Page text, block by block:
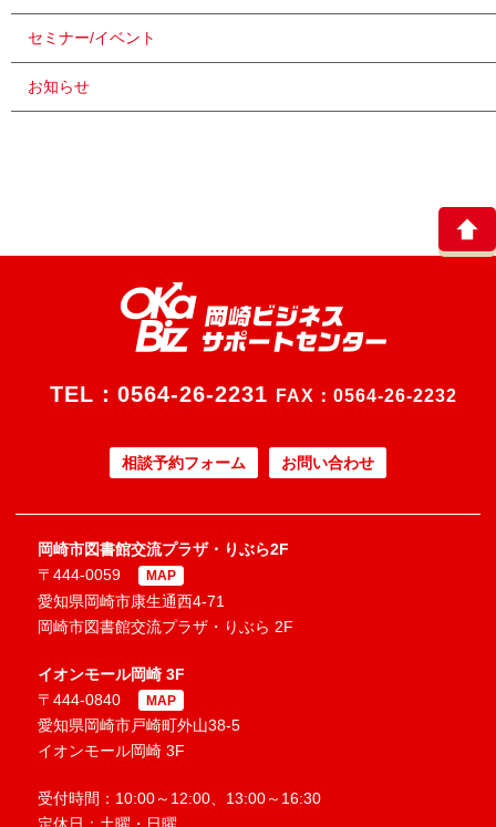
セミナー/イベント
お知らせ
TEL： 0564-26-2231 FAX：0564-26-2232
相談予約フォーム お問い合わせ
岡崎市図書館交流プラザ・りぶら2F
〒444-0059
MAP
愛知県岡崎市康生通西4-71
岡崎市図書館交流プラザ・りぶら 2F
イオンモール岡崎 3F
〒444-0840
MAP
愛知県岡崎市戸崎町外山38-5
イオンモール岡崎 3F
受付時間：10:00～12:00、13:00～16:30